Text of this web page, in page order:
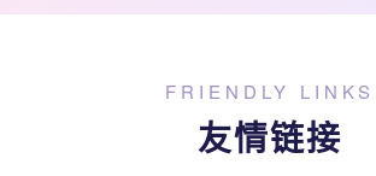
FRIENDLY LINKS
友情链接